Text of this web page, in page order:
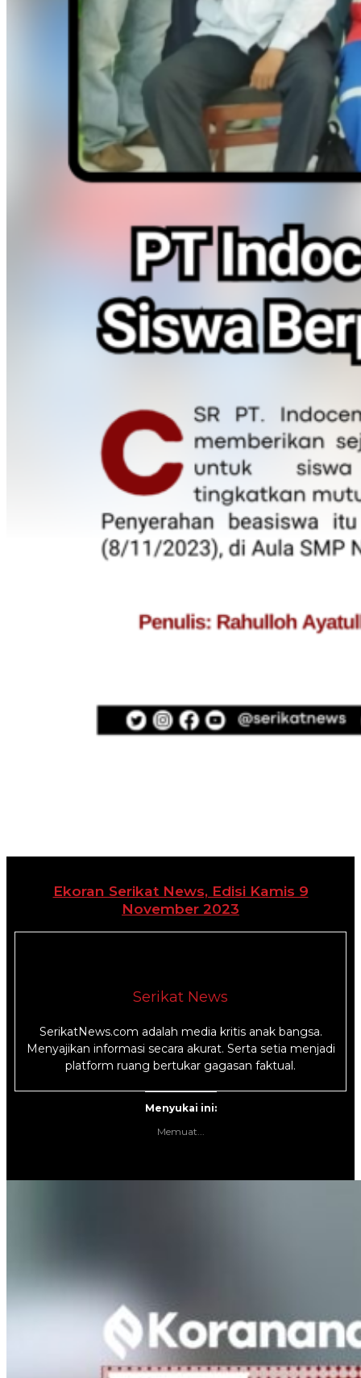
Ekoran Serikat News, Edisi Kamis 9
November 2023
Serikat News
SerikatNews.com adalah media kritis anak bangsa.
Menyajikan informasi secara akurat. Serta setia menjadi
platform ruang bertukar gagasan faktual.
Menyukai ini:
Memuat...